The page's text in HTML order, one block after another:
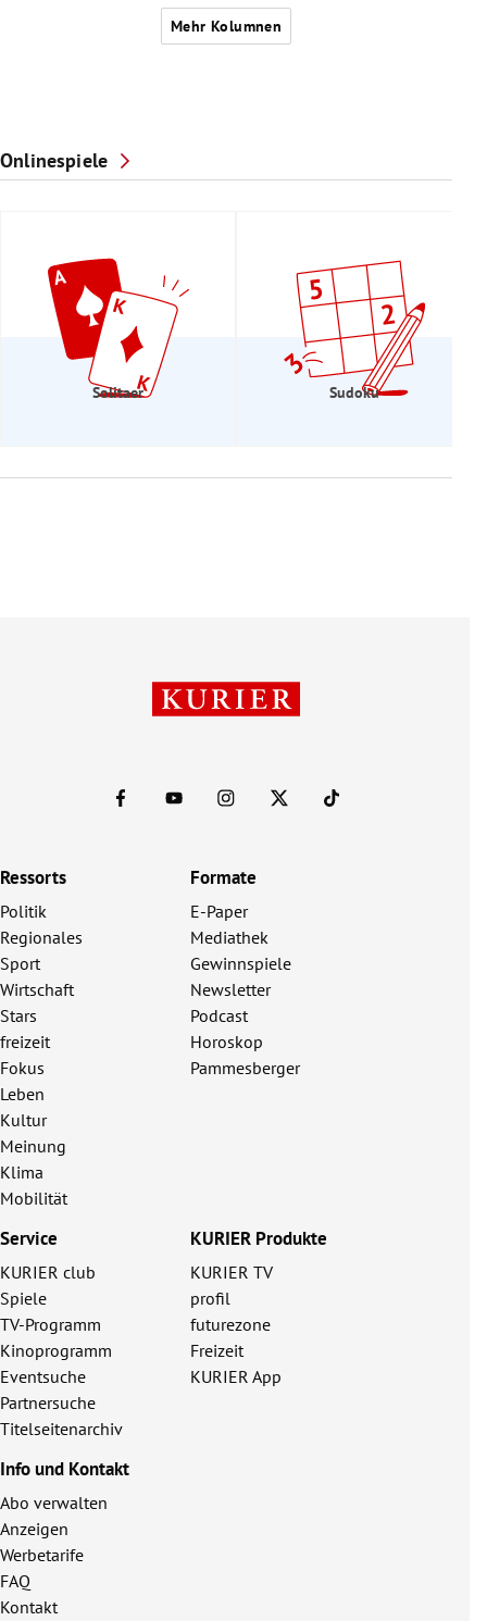
Mehr Kolumnen
Onlinespiele
Solitaer Sudoku
Ressorts
Politik
Regionales
Sport
Wirtschaft
Stars
freizeit
Fokus
Leben
Kultur
Meinung
Klima
Mobilität
Formate
E-Paper
Mediathek
Gewinnspiele
Newsletter
Podcast
Horoskop
Pammesberger
Service
KURIER club
Spiele
TV-Programm
Kinoprogramm
Eventsuche
Partnersuche
Titelseitenarchiv
KURIER Produkte
KURIER TV
profil
futurezone
Freizeit
KURIER App
Info und Kontakt
Abo verwalten
Anzeigen
Werbetarife
FAQ
Kontakt